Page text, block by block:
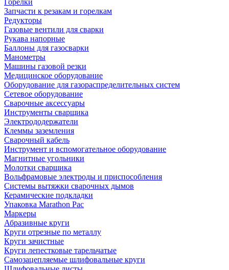
Горелки
Запчасти к резакам и горелкам
Редукторы
Газовые вентили для сварки
Рукава напорные
Баллоны для газосварки
Манометры
Машины газовой резки
Медицинское оборудование
Оборудование для газораспределительных систем
Сетевое оборудование
Сварочные аксессуары
Инструменты сварщика
Электрододержатели
Клеммы заземления
Сварочный кабель
Инструмент и вспомогательное оборудование
Магнитные угольники
Молотки сварщика
Вольфрамовые электроды и приспособления
Системы вытяжки сварочных дымов
Керамические подкладки
Упаковка Marathon Pac
Маркеры
Абразивные круги
Круги отрезные по металлу
Круги зачистные
Круги лепестковые тарельчатые
Самозацепляемые шлифовальные круги